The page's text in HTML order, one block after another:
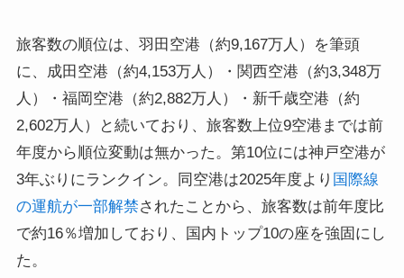
旅客数の順位は、羽田空港（約9,167万人）を筆頭
に、成田空港（約4,153万人）・関西空港（約3,348万
人）・福岡空港（約2,882万人）・新千歳空港（約
2,602万人）と続いており、旅客数上位9空港までは前
年度から順位変動は無かった。第10位には神戸空港が
3年ぶりにランクイン。同空港は2025年度より 国際線
の運航が一部解禁されたことから、旅客数は前年度比
で約16％増加しており、国内トップ10の座を強固にし
た。